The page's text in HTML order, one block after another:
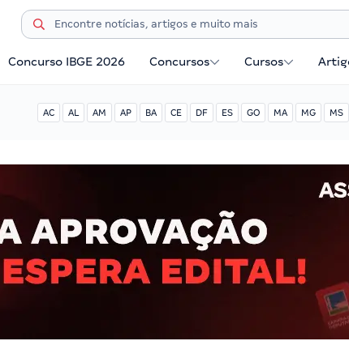
Concurso IBGE 2026 Concursos Cursos
AC AL AM AP BA CE DF ES GO MA MG MS